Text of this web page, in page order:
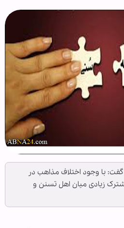
با وجود اختلاف مذاهب در
زیادی میان اهل تسنن و